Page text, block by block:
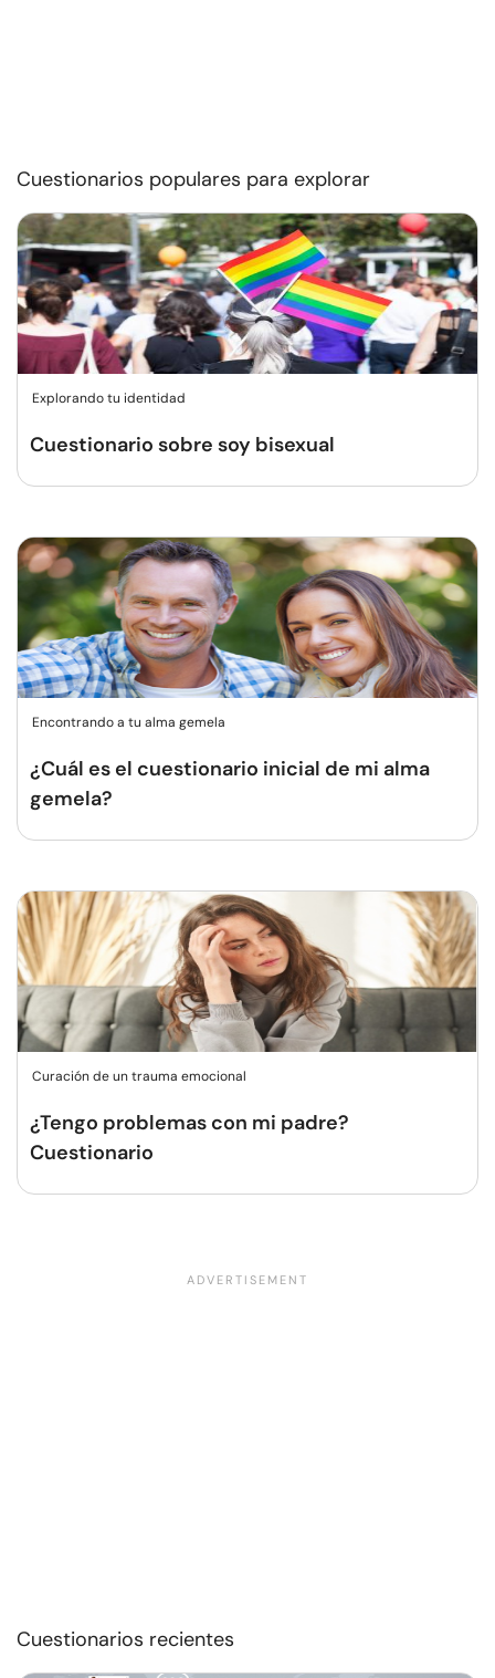
Cuestionarios populares para explorar
Explorando tu identidad
Cuestionario sobre soy bisexual
Encontrando a tu alma gemela
¿Cuál es el cuestionario inicial de mi alma
gemela?
Curación de un trauma emocional
¿Tengo problemas con mi padre?
Cuestionario
Cuestionarios recientes